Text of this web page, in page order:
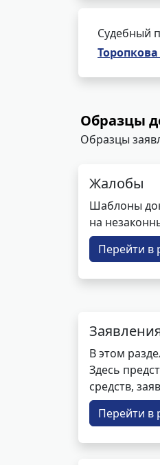
Судебный
Образцы
Образцы
Жалобы
Шаблоны
на
Перейти в
В этом
Здесь
средств,
Перейти в